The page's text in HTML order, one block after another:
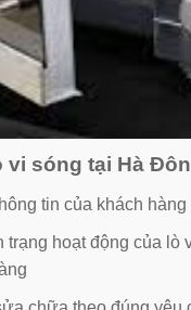
vi sóng tại Hà
tin của khách
trạng hoạt động của